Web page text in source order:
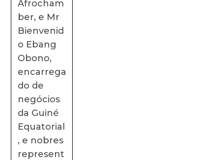
Afrocham
ber, e Mr
Bienvenid
o Ebang
Obono,
encarrega
do de
negócios
da Guiné
Equatorial
, e nobres
represent